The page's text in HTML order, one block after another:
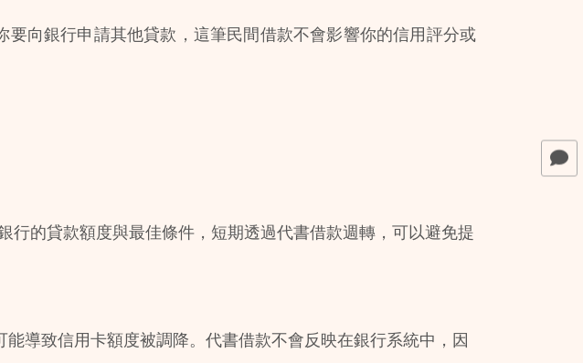
向銀行申請其他貸款，這筆民間借款不會影響你的信用評分或
行的貸款額度與最佳條件，短期透過代書借款週轉，可以避免提
導致信用卡額度被調降。代書借款不會反映在銀行系統中，因